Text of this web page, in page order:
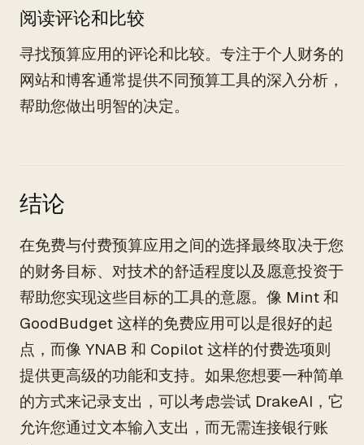
阅读评论和比较
寻找预算应用的评论和比较。专注于个人财务的
网站和博客通常提供不同预算工具的深入分析，
帮助您做出明智的决定。
结论
在免费与付费预算应用之间的选择最终取决于您
的财务目标、对技术的舒适程度以及愿意投资于
帮助您实现这些目标的工具的意愿。像 Mint 和
GoodBudget 这样的免费应用可以是很好的起
点，而像 YNAB 和 Copilot 这样的付费选项则
提供更高级的功能和支持。如果您想要一种简单
的方式来记录支出，可以考虑尝试 DrakeAI，它
允许您通过文本输入支出，而无需连接银行账